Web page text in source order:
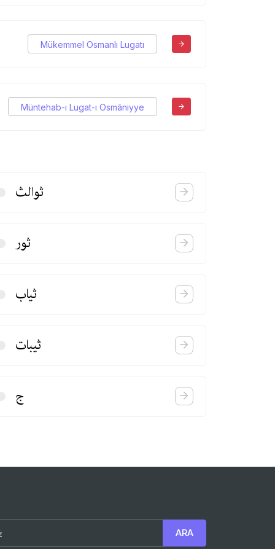
Mükemmel Osmanlı Lugatı
Müntehab-ı Lugat-ı Osmâniyye
ثوالث
ثور
ثیاب
ثیبات
ج